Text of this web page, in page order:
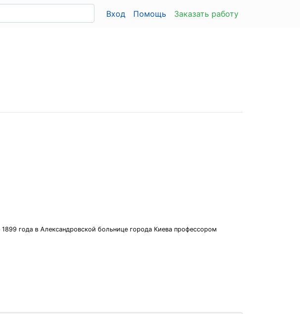
Вход Помощь Заказать работу
года в Александровской больнице города Киева профессором